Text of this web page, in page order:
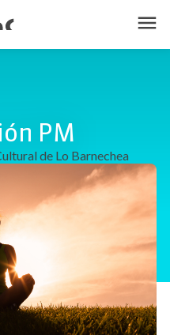
PM
de Lo Barnechea